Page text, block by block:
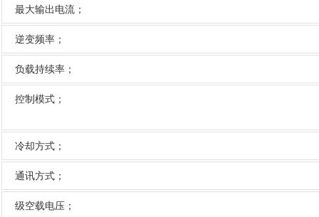
最大输出电流；
逆变频率；
负载持续率；
控制模式；
冷却方式；
通讯方式；
级空载电压；